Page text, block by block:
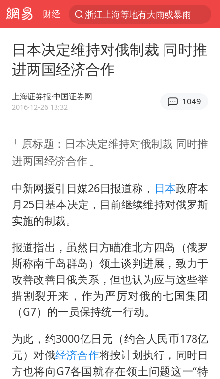
财经
浙江上海等地有大雨或暴雨
光影经济撬动暑期消费新蓝海
西湖突现狂风暴雨 游客瞬间被浇透
隔20米开高仿奶茶店被判赔35万元
多家A股公司收到美国关税退款
白海豚将正面袭击贯穿浙江
36岁男演员成景区NPC后人气爆棚
浙江台州《告全体市民书》
梁家辉：到内地拍戏不是北上是回归
郑丽文：台湾从来没有“独立”过
酒店回应车内过夜被收150元
人民的健康、体质、幸福一脉相承
日本决定维持对俄制裁 同时推
进两国经济合作
上海证券报·中国证券网
2016-12-26 13:32
1049
原标题：日本决定维持对俄制裁 同时推
进两国经济合作
中新网援引日媒26日报道称， 日本政府本
月25日基本决定，目前继续维持对俄罗斯
实施的制裁。
报道指出，虽然日方瞄准北方四岛（俄罗
斯称南千岛群岛）领土谈判进展，致力于
改善改善日俄关系，但也认为应与这些举
措割裂开来，作为严厉对俄的七国集团
（G7）的一员保持统一行动。
为此，约3000亿日元（约合人民币178亿
元）对俄经济合作将按计划执行，同时日
方也将向G7各国就存在领土问题这一“特